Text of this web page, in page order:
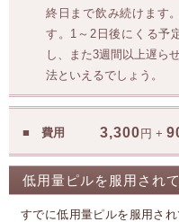
終日まで飲み続けます
す。1～2日後にくる予
し、また3週間以上遅ら
法といえるでしょう。
費用 3,300 円 +
低用量ピルを服用され
すでに低用量ピルを服用さ